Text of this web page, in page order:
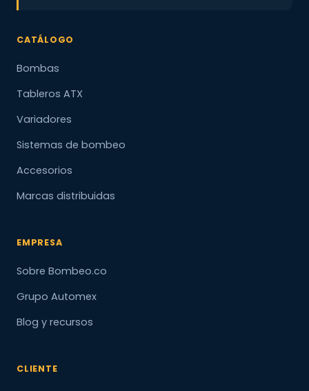
CATÁLOGO
Bombas
Tableros ATX
Variadores
Sistemas de bombeo
Accesorios
Marcas distribuidas
EMPRESA
Sobre Bombeo.co
Grupo Automex
Blog y recursos
CLIENTE